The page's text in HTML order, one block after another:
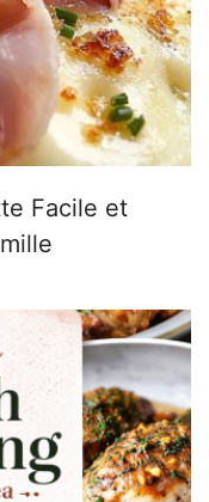
Facile et